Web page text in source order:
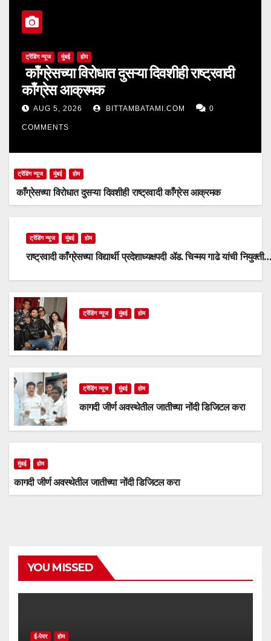
ट्रेंडिंग न्यूज मुंबई होम
काँग्रेसच्या विरोधात दुसऱ्या दिवशीही राष्ट्रवादी
काँग्रेस आक्रमक
AUG 5, 2026 BITTAMBATAMI.COM 0
COMMENTS
ट्रेंडिंग न्यूज मुंबई होम
काँग्रेसच्या विरोधात दुसऱ्या दिवशीही राष्ट्रवादी काँग्रेस आक्रमक
ट्रेंडिंग न्यूज मुंबई होम
राष्ट्रवादी काँग्रेसच्या विद्यार्थी प्रदेशाध्यक्षपदी ॲड. चिन्मय गाढे यांची नियुक्ती…
ट्रेंडिंग न्यूज मुंबई होम
ट्रेंडिंग न्यूज मुंबई होम
कागदी जीर्ण अवस्थेतील जातीच्या नोंदी डिजिटल करा
मुंबई होम
कागदी जीर्ण अवस्थेतील जातीच्या नोंदी डिजिटल करा
YOU MISSED
ई-पेपर होम